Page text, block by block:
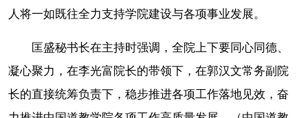
人将一如既往全力支持学院建设与各项事业发展。
匡盛秘书长在主持时强调，全院上下要同心同德、
凝心聚力，在李光富院长的带领下，在郭汉文常务副院
长的直接统筹负责下，稳步推进各项工作落地见效，奋